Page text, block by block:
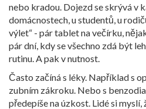
nebo kradou. Dojezd se skrývá v
domácnostech, u studentů, u
výlet“ - pár tablet na večírku,
pár dní, kdy se všechno zdá být
rutinu. A pak v nutnost.
Často začíná s léky. Například s
zubním zákroku. Nebo s
předepíše na úzkost. Lidé si myslí,